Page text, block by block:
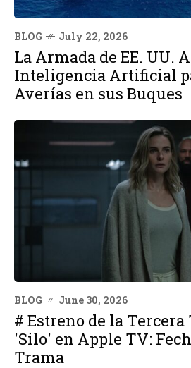
BLOG July 22, 2026
La Armada de EE. UU.
Inteligencia Artificial
Averías en sus Buques
BLOG June 30, 2026
# Estreno de la Tercera
'Silo' en Apple TV:
Trama